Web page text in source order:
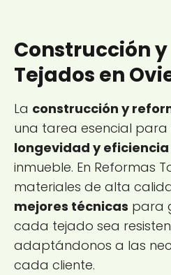
Construcción
Tejados en
La construcción y
una tarea esencial
longevidad y eficiencia
inmueble. En Reformas
materiales de alta
mejores técnicas para
cada tejado sea
adaptándonos a las
cada cliente.